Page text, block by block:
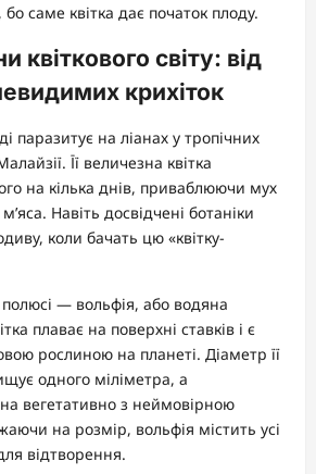
бо саме квітка дає початок плоду.
квіткового світу: від
крихіток
паразитує на ліанах у тропічних
Її величезна квітка
на кілька днів, приваблюючи мух
Навіть досвідчені ботаніки
коли бачать цю «квітку-
— вольфія, або водяна
плаває на поверхні ставків і є
рослиною на планеті. Діаметр її
одного міліметра, а
вегетативно з неймовірною
на розмір, вольфія містить усі
відтворення.